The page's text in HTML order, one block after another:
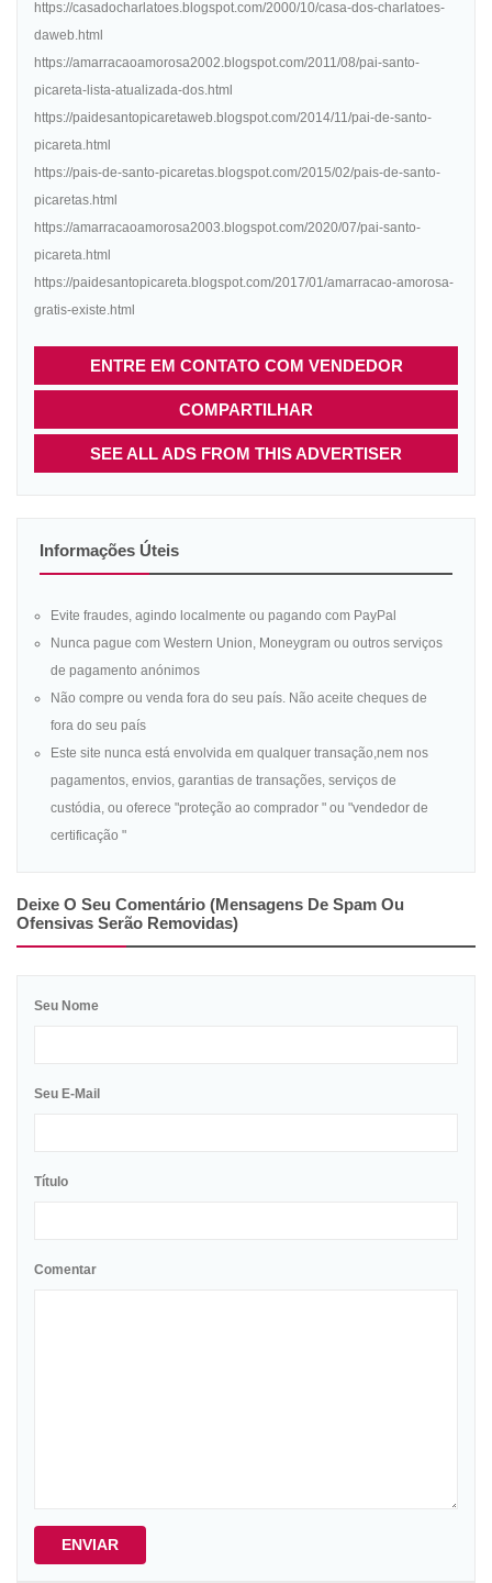
https://casadocharlatoes.blogspot.com/2000/10/casa-dos-charlatoes-
daweb.html
https://amarracaoamorosa2002.blogspot.com/2011/08/pai-santo-
picareta-lista-atualizada-dos.html
https://paidesantopicaretaweb.blogspot.com/2014/11/pai-de-santo-
picareta.html
https://pais-de-santo-picaretas.blogspot.com/2015/02/pais-de-santo-
picaretas.html
https://amarracaoamorosa2003.blogspot.com/2020/07/pai-santo-
picareta.html
https://paidesantopicareta.blogspot.com/2017/01/amarracao-amorosa-
gratis-existe.html
ENTRE EM CONTATO COM VENDEDOR
COMPARTILHAR
SEE ALL ADS FROM THIS ADVERTISER
Informações Úteis
Evite fraudes, agindo localmente ou pagando com PayPal
Nunca pague com Western Union, Moneygram ou outros serviços
de pagamento anónimos
Não compre ou venda fora do seu país. Não aceite cheques de
fora do seu país
Este site nunca está envolvida em qualquer transação,nem nos
pagamentos, envios, garantias de transações, serviços de
custódia, ou oferece "proteção ao comprador " ou "vendedor de
certificação "
Deixe O Seu Comentário (mensagens De Spam Ou
Ofensivas Serão Removidas)
Seu Nome
Seu E-Mail
Título
Comentar
ENVIAR